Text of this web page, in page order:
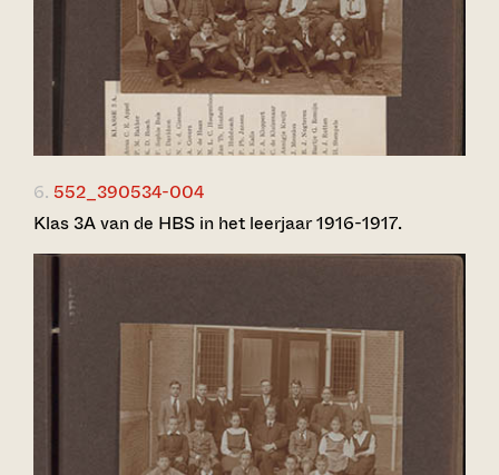
6. 552_390534-004
Klas 3A van de HBS in het leerjaar 1916-1917.